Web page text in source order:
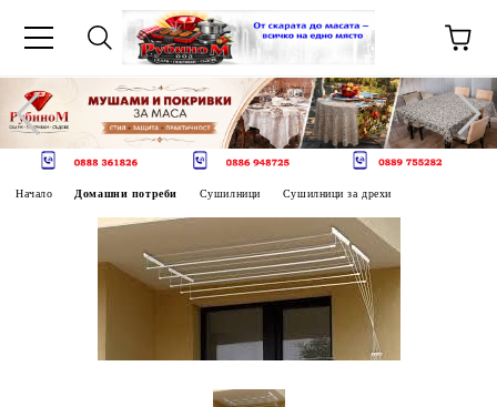
Начало Домашни потреби Сушилници Сушилници за дрехи